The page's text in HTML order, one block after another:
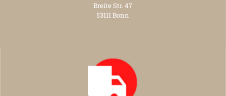
Breite Str. 47
53111 Bonn